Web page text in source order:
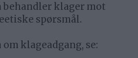
behandler klager mot
spørsmål.
klageadgang, se: